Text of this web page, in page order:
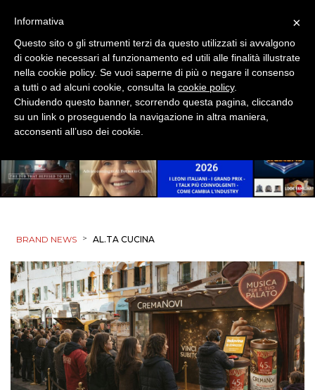
BRAND NEWS > AL.TA CUCINA
×
Informativa
Questo sito o gli strumenti terzi da questo utilizzati si avvalgono
di cookie necessari al funzionamento ed utili alle finalità illustrate
nella cookie policy. Se vuoi saperne di più o negare il consenso
a tutti o ad alcuni cookie, consulta la cookie policy.
Chiudendo questo banner, scorrendo questa pagina, cliccando
su un link o proseguendo la navigazione in altra maniera,
acconsenti all’uso dei cookie.